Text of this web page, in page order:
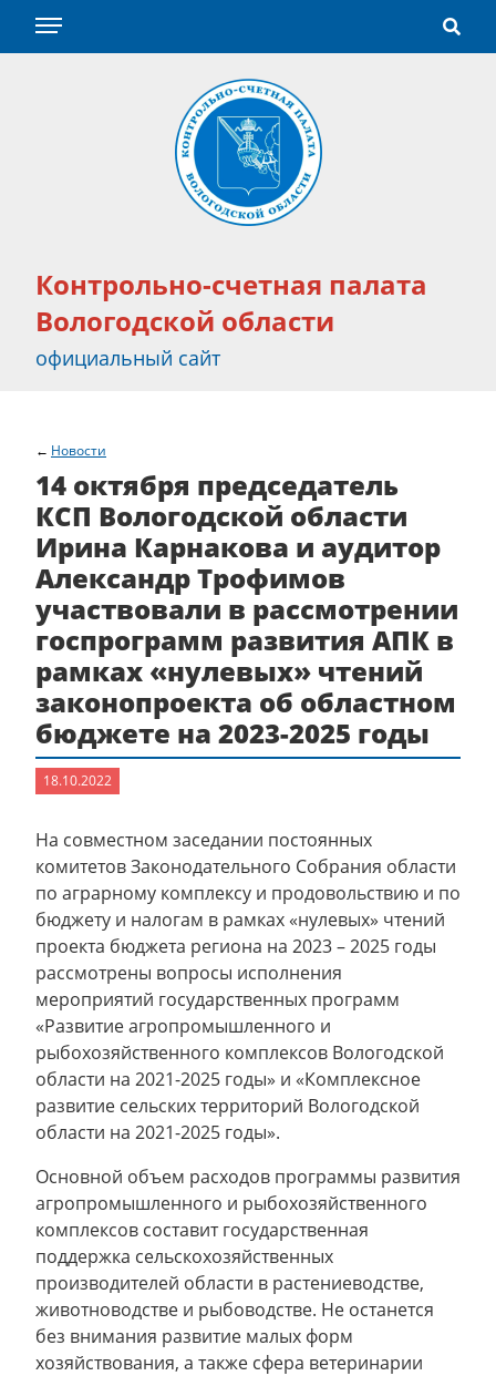
Контрольно-счетная палата
Вологодской области
официальный сайт
Новости
14 октября председатель
КСП Вологодской области
Ирина Карнакова и аудитор
Александр Трофимов
участвовали в рассмотрении
госпрограмм развития АПК в
рамках «нулевых» чтений
законопроекта об областном
бюджете на 2023-2025 годы
18.10.2022
На совместном заседании постоянных
комитетов Законодательного Собрания области
по аграрному комплексу и продовольствию и по
бюджету и налогам в рамках «нулевых» чтений
проекта бюджета региона на 2023 – 2025 годы
рассмотрены вопросы исполнения
мероприятий государственных программ
«Развитие агропромышленного и
рыбохозяйственного комплексов Вологодской
области на 2021-2025 годы» и «Комплексное
развитие сельских территорий Вологодской
области на 2021-2025 годы».
Основной объем расходов программы развития
агропромышленного и рыбохозяйственного
комплексов составит государственная
поддержка сельскохозяйственных
производителей области в растениеводстве,
животноводстве и рыбоводстве. Не останется
без внимания развитие малых форм
хозяйствования, а также сфера ветеринарии